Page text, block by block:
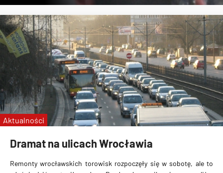
Dramat na ulicach Wrocławia
Remonty wrocławskich torowisk rozpoczęły się w sobotę, ale to
Aktualności